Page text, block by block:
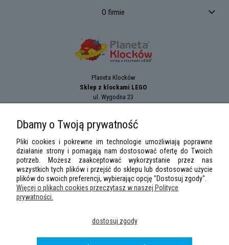
O firmie
Planeta Klocków
Sklep z klockami LEGO
ul. Wygodna 23
e-mail:sklep@planetaklockow.pl
,LEGO Ninjago,Minifigures, Harry Potter
Dbamy o Twoją prywatność
Pliki cookies i pokrewne im technologie umożliwiają poprawne
działanie strony i pomagają nam dostosować ofertę do Twoich
potrzeb. Możesz zaakceptować wykorzystanie przez nas
wszystkich tych plików i przejść do sklepu lub dostosować użycie
plików do swoich preferencji, wybierając opcję "Dostosuj zgody".
Więcej o plikach cookies przeczytasz w naszej Polityce
prywatności.
dostosuj zgody